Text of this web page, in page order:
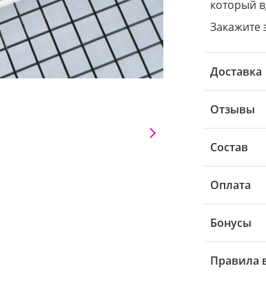
который
Закажите
Доставка
Отзывы
Состав
Оплата
Бонусы
Правила